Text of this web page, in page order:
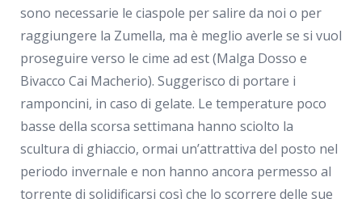
sono necessarie le ciaspole per salire da noi o per
raggiungere la Zumella, ma è meglio averle se si vuol
proseguire verso le cime ad est (Malga Dosso e
Bivacco Cai Macherio). Suggerisco di portare i
ramponcini, in caso di gelate. Le temperature poco
basse della scorsa settimana hanno sciolto la
scultura di ghiaccio, ormai un’attrattiva del posto nel
periodo invernale e non hanno ancora permesso al
torrente di solidificarsi così che lo scorrere delle sue